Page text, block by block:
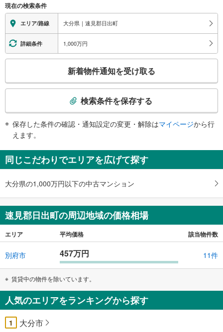
現在の検索条件
エリア/路線 大分県｜速見郡日出町
詳細条件 1,000万円
検
知
を
け
る
・
条
件
を
マ
イ
ペ
ー
ジ
に
保
新着物件通知を受け取る
検索条件を保存する
保存した条件の確認・通知設定の変更・解除はマイページから行
えます。
同じこだわりでエリアを広げて探す
大分県の1,000万円以下の中古マンション
速見郡日出町の周辺地域の価格相場
エリア 平均価格 該当物件数
別府市 457万円 11件
賃貸中の物件を除いています。
人気のエリアをランキングから探す
1 大分市